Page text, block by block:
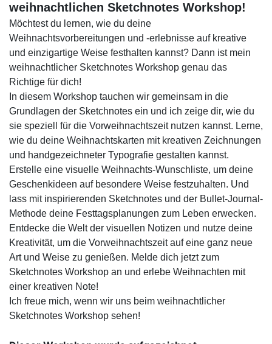
weihnachtlichen Sketchnotes Workshop!
Möchtest du lernen, wie du deine
Weihnachtsvorbereitungen und -erlebnisse auf kreative
und einzigartige Weise festhalten kannst? Dann ist mein
weihnachtlicher Sketchnotes Workshop genau das
Richtige für dich!
In diesem Workshop tauchen wir gemeinsam in die
Grundlagen der Sketchnotes ein und ich zeige dir, wie du
sie speziell für die Vorweihnachtszeit nutzen kannst. Lerne,
wie du deine Weihnachtskarten mit kreativen Zeichnungen
und handgezeichneter Typografie gestalten kannst.
Erstelle eine visuelle Weihnachts-Wunschliste, um deine
Geschenkideen auf besondere Weise festzuhalten. Und
lass mit inspirierenden Sketchnotes und der Bullet-Journal-
Methode deine Festtagsplanungen zum Leben erwecken.
Entdecke die Welt der visuellen Notizen und nutze deine
Kreativität, um die Vorweihnachtszeit auf eine ganz neue
Art und Weise zu genießen. Melde dich jetzt zum
Sketchnotes Workshop an und erlebe Weihnachten mit
einer kreativen Note!
Ich freue mich, wenn wir uns beim weihnachtlicher
Sketchnotes Workshop sehen!